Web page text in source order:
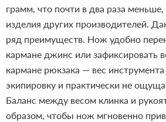
грамм, что почти в два раза
изделия других производителей.
ряд преимуществ. Нож удобно
кармане джинс или зафиксировать
кармане рюкзака — вес
экипировку и практически не
Баланс между весом клинка и
образом, чтобы нож мгновенно